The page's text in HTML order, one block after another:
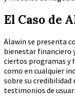
El Caso de
Alawin se presenta
bienestar financiero
ciertos programas y
como en cualquier
sobre su
testimonios de